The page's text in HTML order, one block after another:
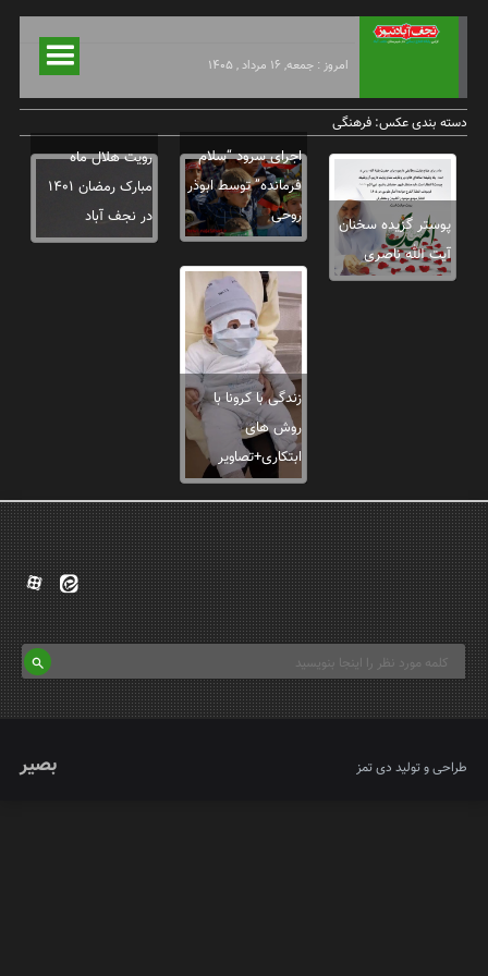
امروز : جمعه, ۱۶ مرداد , ۱۴۰۵
دسته بندی عکس:فرهنگی
پوستر گزیده سخنان
آیت الله ناصری
اجرای سرود “سلام
فرمانده” توسط ابوذر
روحی
رویت هلال ماه
مبارک رمضان ۱۴۰۱
در نجف آباد
زندگی با کرونا با
روش های
ابتکاری+تصاویر
طراحی و تولید دی تمز بصیر